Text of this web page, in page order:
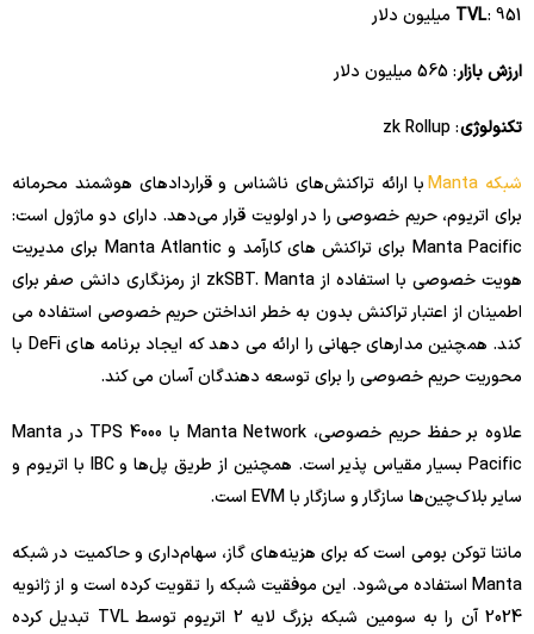
TVL: 951 میلیون دلار
ارزش بازار: 565 میلیون دلار
تکنولوژی: zk Rollup
شبکه Manta
با ارائه تراکنش‌های ناشناس و قراردادهای هوشمند محرمانه
برای اتریوم، حریم خصوصی را در اولویت قرار می‌دهد. دارای دو ماژول است:
Manta Pacific برای تراکنش های کارآمد و Manta Atlantic برای مدیریت
هویت خصوصی با استفاده از zkSBT. Manta از رمزنگاری دانش صفر برای
اطمینان از اعتبار تراکنش بدون به خطر انداختن حریم خصوصی استفاده می
کند. همچنین مدارهای جهانی را ارائه می دهد که ایجاد برنامه های DeFi با
محوریت حریم خصوصی را برای توسعه دهندگان آسان می کند.
علاوه بر حفظ حریم خصوصی، Manta Network با 4000 TPS در Manta
Pacific بسیار مقیاس پذیر است. همچنین از طریق پل‌ها و IBC با اتریوم و
سایر بلاک‌چین‌ها سازگار و سازگار با EVM است.
مانتا توکن بومی است که برای هزینه‌های گاز، سهام‌داری و حاکمیت در شبکه
Manta استفاده می‌شود. این موفقیت شبکه را تقویت کرده است و از ژانویه
2024 آن را به سومین شبکه بزرگ لایه 2 اتریوم توسط TVL تبدیل کرده